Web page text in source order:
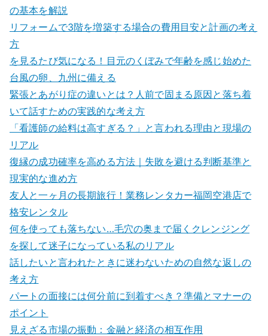
の基本を解説
リフォームで3階を増築する場合の費用目安と計画の考え
方
を見るたび気になる！目元のくぼみで年齢を感じ始めた
台風の卵、九州に備える
緊張とあがり症の違いとは？人前で固まる原因と落ち着
いて話すための実践的な考え方
「看護師の給料は高すぎる？」と言われる理由と現場の
リアル
復縁の成功確率を高める方法｜失敗を避ける判断基準と
現実的な進め方
友人と一ヶ月の長期旅行！業務レンタカー福岡空港店で
格安レンタル
何を使っても落ちない…毛穴の奥まで届くクレンジング
を探して迷子になっている私のリアル
話したいと言われたときに迷わないための自然な返しの
考え方
パートの面接には何分前に到着すべき？準備とマナーの
ポイント
見えざる市場の振動：金融と経済の相互作用